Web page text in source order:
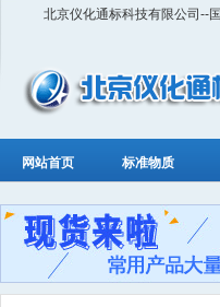
北京仪化通标科技有限公司--
网站首页 标准物质